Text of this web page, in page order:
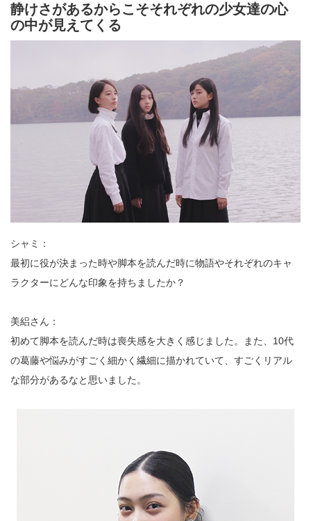
静けさがあるからこそそれぞれの少女達の心
の中が見えてくる
シャミ：
最初に役が決まった時や脚本を読んだ時に物語やそれぞれのキャ
ラクターにどんな印象を持ちましたか？
美絽さん：
初めて脚本を読んだ時は喪失感を大きく感じました。また、10代
の葛藤や悩みがすごく細かく繊細に描かれていて、すごくリアル
な部分があるなと思いました。